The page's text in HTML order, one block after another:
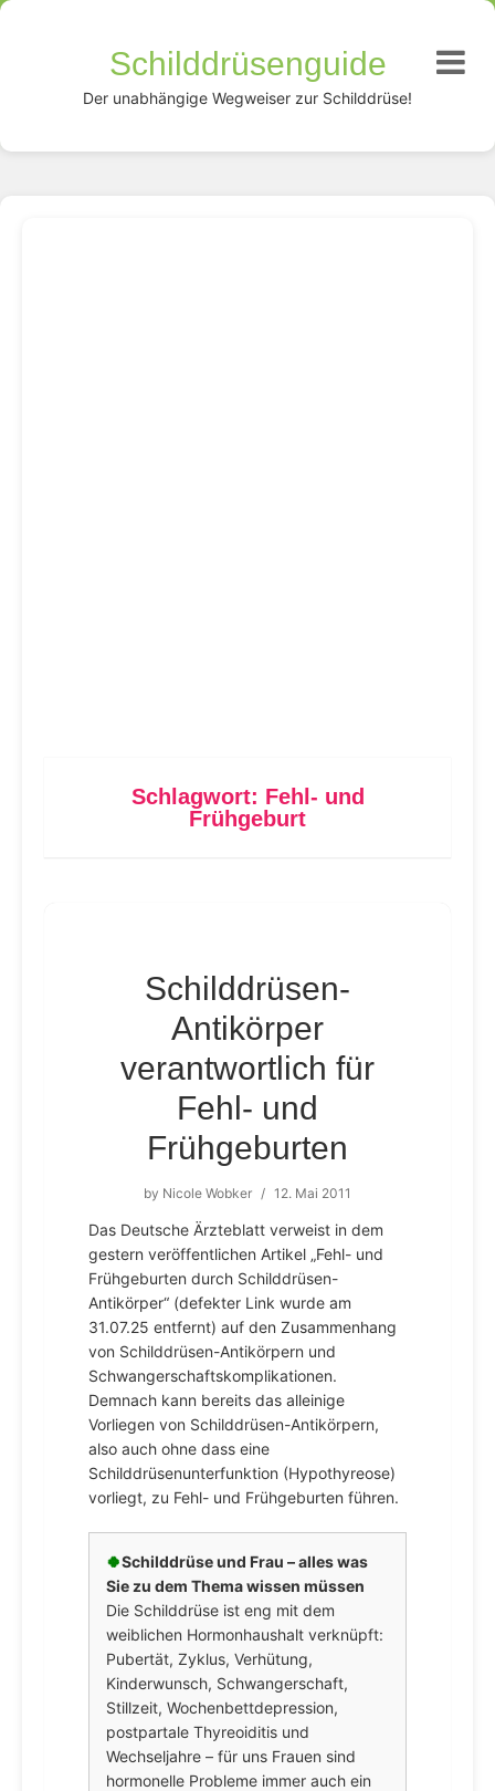
Schilddrüsenguide
Der unabhängige Wegweiser zur Schilddrüse!
Schlagwort: Fehl- und
Frühgeburt
Schilddrüsen-
Antikörper
verantwortlich für
Fehl- und
Frühgeburten
by Nicole Wobker / 12. Mai 2011
Das Deutsche Ärzteblatt verweist in dem
gestern veröffentlichen Artikel „Fehl- und
Frühgeburten durch Schild­drüsen-
Antikörper“ (defekter Link wurde am
31.07.25 entfernt) auf den Zusammenhang
von Schilddrüsen-Antikörpern und
Schwangerschaftskomplikationen.
Demnach kann bereits das alleinige
Vorliegen von Schilddrüsen-Antikörpern,
also auch ohne dass eine
Schilddrüsenunterfunktion (Hypothyreose)
vorliegt, zu Fehl- und Frühgeburten führen.
🍀Schilddrüse und Frau – alles was
Sie zu dem Thema wissen müssen
Die Schilddrüse ist eng mit dem
weiblichen Hormonhaushalt verknüpft:
Pubertät, Zyklus, Verhütung,
Kinderwunsch, Schwangerschaft,
Stillzeit, Wochenbettdepression,
postpartale Thyreoiditis und
Wechseljahre – für uns Frauen sind
hormonelle Probleme immer auch ein